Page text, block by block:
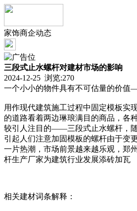
家饰商企动态
三段式止水螺杆对建材市场的影响
2024-12-25 浏览:270
一个小小的物件具有不可估量的价值
用作现代建筑施工过程中固定模板实
的道路看着两边琳琅满目的商品，各
较引人注目的——三段式止水螺杆，
引起人们注意加固模板的螺杆由于变
一片热潮，市场前景越来越乐观，郑
杆生产厂家为建筑行业发展添砖加瓦
相关建材词条解释：